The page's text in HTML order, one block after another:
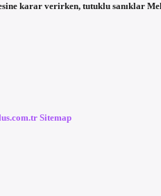
karar verirken, tutuklu sanıklar
Sitemap